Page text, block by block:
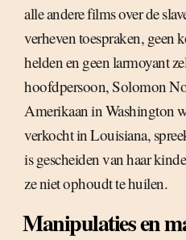
alle andere films over de
verheven toespraken, geen
helden en geen larmoyant
hoofdpersoon, Solomon
Amerikaan in Washington
verkocht in Louisiana,
is gescheiden van haar
ze niet ophoudt te huilen.
Manipulaties en